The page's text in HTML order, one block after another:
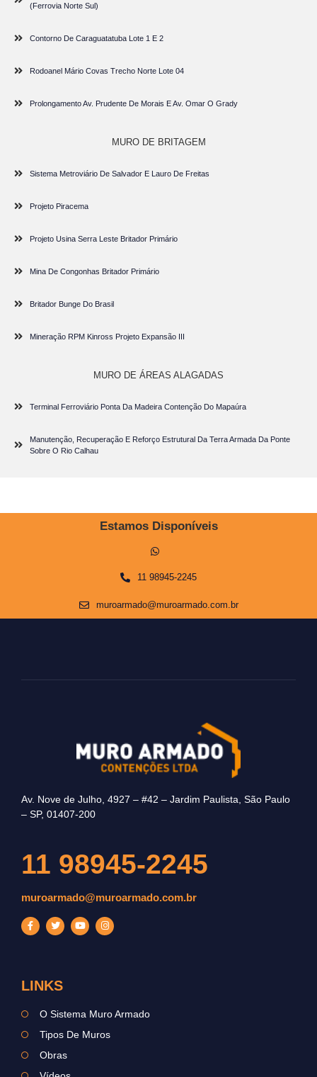
(Ferrovia Norte Sul)
Contorno De Caraguatatuba Lote 1 E 2
Rodoanel Mário Covas Trecho Norte Lote 04
Prolongamento Av. Prudente De Morais E Av. Omar O Grady
MURO DE BRITAGEM
Sistema Metroviário De Salvador E Lauro De Freitas
Projeto Piracema
Projeto Usina Serra Leste Britador Primário
Mina De Congonhas Britador Primário
Britador Bunge Do Brasil
Mineração RPM Kinross Projeto Expansão III
MURO DE ÁREAS ALAGADAS
Terminal Ferroviário Ponta Da Madeira Contenção Do Mapaúra
Manutenção, Recuperação E Reforço Estrutural Da Terra Armada Da Ponte
Sobre O Rio Calhau
Estamos Disponíveis
11 98945-2245
muroarmado@muroarmado.com.br
Av. Nove de Julho, 4927 – #42 – Jardim Paulista, São Paulo
– SP, 01407-200
11 98945-2245
muroarmado@muroarmado.com.br
LINKS
O Sistema Muro Armado
Tipos De Muros
Obras